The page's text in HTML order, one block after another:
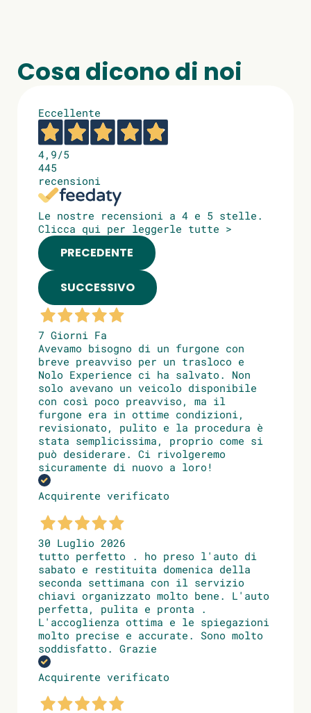
Cosa dicono di noi
Eccellente
4,9/5
445
recensioni
Le nostre recensioni a 4 e 5 stelle.
Clicca qui per leggerle tutte >
PRECEDENTE
SUCCESSIVO
7 Giorni Fa
Avevamo bisogno di un furgone con
breve preavviso per un trasloco e
Nolo Experience ci ha salvato. Non
solo avevano un veicolo disponibile
con così poco preavviso, ma il
furgone era in ottime condizioni,
revisionato, pulito e la procedura è
stata semplicissima, proprio come si
può desiderare. Ci rivolgeremo
sicuramente di nuovo a loro!
Acquirente verificato
30 Luglio 2026
tutto perfetto . ho preso l'auto di
sabato e restituita domenica della
seconda settimana con il servizio
chiavi organizzato molto bene. L'auto
perfetta, pulita e pronta .
L'accoglienza ottima e le spiegazioni
molto precise e accurate. Sono molto
soddisfatto. Grazie
Acquirente verificato